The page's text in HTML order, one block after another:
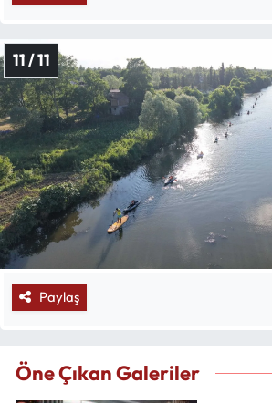
11 / 11
Paylaş
Öne Çıkan Galeriler